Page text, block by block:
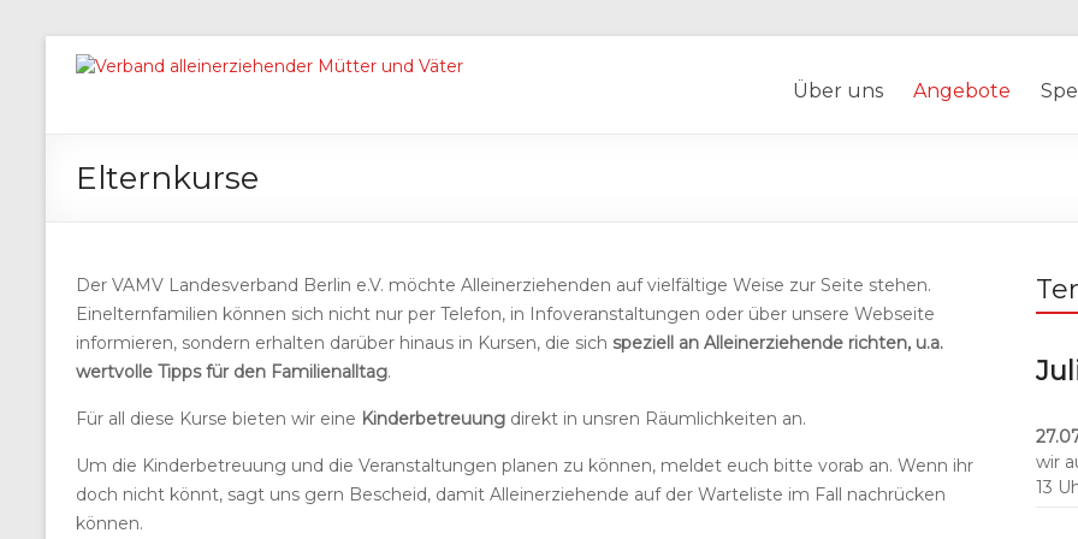
Über uns Angebote
Elternkurse
Der VAMV Landesverband Berlin e.V. möchte Alleinerziehenden auf vielfältige Weise zur Seite stehen.
Einelternfamilien können sich nicht nur per Telefon, in Infoveranstaltungen oder über unsere Webseite
informieren, sondern erhalten darüber hinaus in Kursen, die sich speziell an Alleinerziehende richten, u.a.
wertvolle Tipps für den Familienalltag.
Für all diese Kurse bieten wir eine Kinderbetreuung direkt in unsren Räumlichkeiten an.
Um die Kinderbetreuung und die Veranstaltungen planen zu können, meldet euch bitte vorab an. Wenn ihr
doch nicht könnt, sagt uns gern Bescheid, damit Alleinerziehende auf der Warteliste im Fall nachrücken
können.
wir
13